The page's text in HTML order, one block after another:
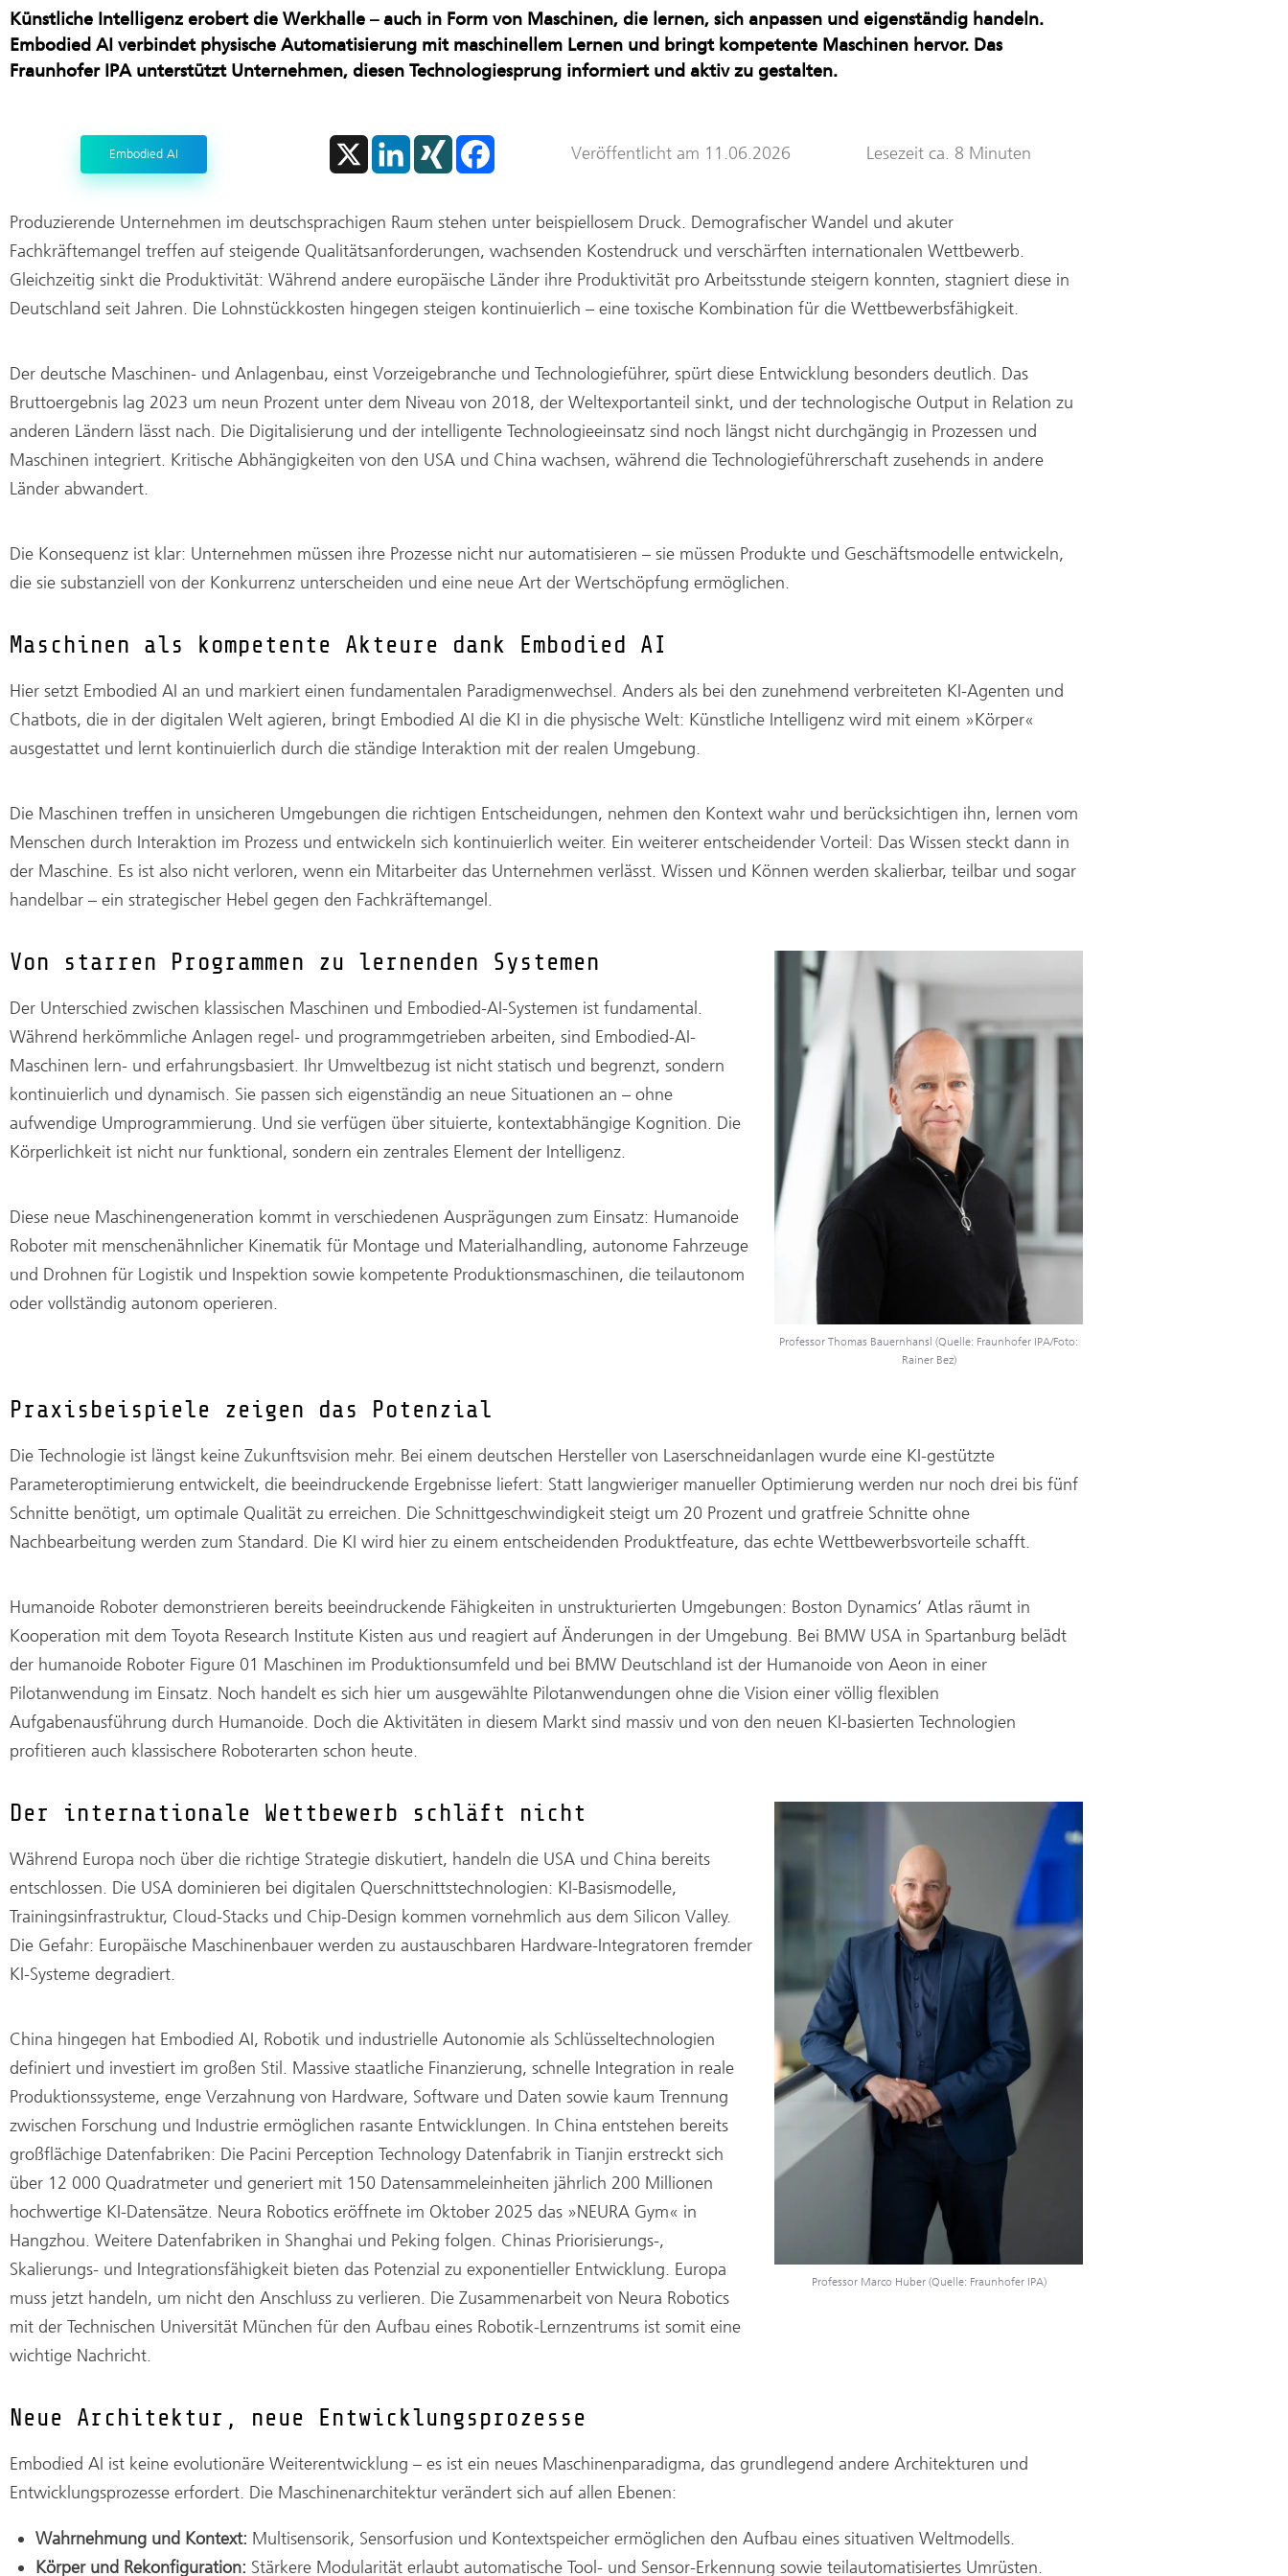
Produktion im Rein- und Trockenraum
Start-ups
Künstliche Intelligenz erobert die Werkhalle – auch in Form von Maschinen, die lernen, sich anpassen und eigenständig handeln.
Embodied AI verbindet physische Automatisierung mit maschinellem Lernen und bringt kompetente Maschinen hervor. Das
Fraunhofer IPA unterstützt Unternehmen, diesen Technologiesprung informiert und aktiv zu gestalten.
Embodied AI
X L
n
d
I
n
X
N
o
o
k
Veröffentlicht am 11.06.2026 Lesezeit ca. 8 Minuten
Produzierende Unternehmen im deutschsprachigen Raum stehen unter beispiellosem Druck. Demografischer Wandel und akuter
Fachkräftemangel treffen auf steigende Qualitätsanforderungen, wachsenden Kostendruck und verschärften internationalen Wettbewerb.
Gleichzeitig sinkt die Produktivität: Während andere europäische Länder ihre Produktivität pro Arbeitsstunde steigern konnten, stagniert diese in
Deutschland seit Jahren. Die Lohnstückkosten hingegen steigen kontinuierlich – eine toxische Kombination für die Wettbewerbsfähigkeit.
Der deutsche Maschinen- und Anlagenbau, einst Vorzeigebranche und Technologieführer, spürt diese Entwicklung besonders deutlich. Das
Bruttoergebnis lag 2023 um neun Prozent unter dem Niveau von 2018, der Weltexportanteil sinkt, und der technologische Output in Relation zu
anderen Ländern lässt nach. Die Digitalisierung und der intelligente Technologieeinsatz sind noch längst nicht durchgängig in Prozessen und
Maschinen integriert. Kritische Abhängigkeiten von den USA und China wachsen, während die Technologieführerschaft zusehends in andere
Länder abwandert.
Die Konsequenz ist klar: Unternehmen müssen ihre Prozesse nicht nur automatisieren – sie müssen Produkte und Geschäftsmodelle entwickeln,
die sie substanziell von der Konkurrenz unterscheiden und eine neue Art der Wertschöpfung ermöglichen.
Maschinen als kompetente Akteure dank Embodied AI
Hier setzt Embodied AI an und markiert einen fundamentalen Paradigmenwechsel. Anders als bei den zunehmend verbreiteten KI-Agenten und
Chatbots, die in der digitalen Welt agieren, bringt Embodied AI die KI in die physische Welt: Künstliche Intelligenz wird mit einem »Körper«
ausgestattet und lernt kontinuierlich durch die ständige Interaktion mit der realen Umgebung.
Die Maschinen treffen in unsicheren Umgebungen die richtigen Entscheidungen, nehmen den Kontext wahr und berücksichtigen ihn, lernen vom
Menschen durch Interaktion im Prozess und entwickeln sich kontinuierlich weiter. Ein weiterer entscheidender Vorteil: Das Wissen steckt dann in
der Maschine. Es ist also nicht verloren, wenn ein Mitarbeiter das Unternehmen verlässt. Wissen und Können werden skalierbar, teilbar und sogar
handelbar – ein strategischer Hebel gegen den Fachkräftemangel.
Von starren Programmen zu lernenden Systemen
Der Unterschied zwischen klassischen Maschinen und Embodied-AI-Systemen ist fundamental.
Während herkömmliche Anlagen regel- und programmgetrieben arbeiten, sind Embodied-AI-
Maschinen lern- und erfahrungsbasiert. Ihr Umweltbezug ist nicht statisch und begrenzt, sondern
kontinuierlich und dynamisch. Sie passen sich eigenständig an neue Situationen an – ohne
aufwendige Umprogrammierung. Und sie verfügen über situierte, kontextabhängige Kognition. Die
Körperlichkeit ist nicht nur funktional, sondern ein zentrales Element der Intelligenz.
Diese neue Maschinengeneration kommt in verschiedenen Ausprägungen zum Einsatz: Humanoide
Roboter mit menschenähnlicher Kinematik für Montage und Materialhandling, autonome Fahrzeuge
und Drohnen für Logistik und Inspektion sowie kompetente Produktionsmaschinen, die teilautonom
oder vollständig autonom operieren.
Professor Thomas Bauernhansl (Quelle: Fraunhofer IPA/Foto:
Rainer Bez)
Praxisbeispiele zeigen das Potenzial
Die Technologie ist längst keine Zukunftsvision mehr. Bei einem deutschen Hersteller von Laserschneidanlagen wurde eine KI-gestützte
Parameteroptimierung entwickelt, die beeindruckende Ergebnisse liefert: Statt langwieriger manueller Optimierung werden nur noch drei bis fünf
Schnitte benötigt, um optimale Qualität zu erreichen. Die Schnittgeschwindigkeit steigt um 20 Prozent und gratfreie Schnitte ohne
Nachbearbeitung werden zum Standard. Die KI wird hier zu einem entscheidenden Produktfeature, das echte Wettbewerbsvorteile schafft.
Humanoide Roboter demonstrieren bereits beeindruckende Fähigkeiten in unstrukturierten Umgebungen: Boston Dynamics‘ Atlas räumt in
Kooperation mit dem Toyota Research Institute Kisten aus und reagiert auf Änderungen in der Umgebung. Bei BMW USA in Spartanburg belädt
der humanoide Roboter Figure 01 Maschinen im Produktionsumfeld und bei BMW Deutschland ist der Humanoide von Aeon in einer
Pilotanwendung im Einsatz. Noch handelt es sich hier um ausgewählte Pilotanwendungen ohne die Vision einer völlig flexiblen
Aufgabenausführung durch Humanoide. Doch die Aktivitäten in diesem Markt sind massiv und von den neuen KI-basierten Technologien
profitieren auch klassischere Roboterarten schon heute.
Der internationale Wettbewerb schläft nicht
Während Europa noch über die richtige Strategie diskutiert, handeln die USA und China bereits
entschlossen. Die USA dominieren bei digitalen Querschnittstechnologien: KI-Basismodelle,
Trainingsinfrastruktur, Cloud-Stacks und Chip-Design kommen vornehmlich aus dem Silicon Valley.
Die Gefahr: Europäische Maschinenbauer werden zu austauschbaren Hardware-Integratoren fremder
KI-Systeme degradiert.
China hingegen hat Embodied AI, Robotik und industrielle Autonomie als Schlüsseltechnologien
definiert und investiert im großen Stil. Massive staatliche Finanzierung, schnelle Integration in reale
Produktionssysteme, enge Verzahnung von Hardware, Software und Daten sowie kaum Trennung
zwischen Forschung und Industrie ermöglichen rasante Entwicklungen. In China entstehen bereits
großflächige Datenfabriken: Die Pacini Perception Technology Datenfabrik in Tianjin erstreckt sich
über 12 000 Quadratmeter und generiert mit 150 Datensammeleinheiten jährlich 200 Millionen
hochwertige KI-Datensätze. Neura Robotics eröffnete im Oktober 2025 das »NEURA Gym« in
Hangzhou. Weitere Datenfabriken in Shanghai und Peking folgen. Chinas Priorisierungs-,
Skalierungs- und Integrationsfähigkeit bieten das Potenzial zu exponentieller Entwicklung. Europa
muss jetzt handeln, um nicht den Anschluss zu verlieren. Die Zusammenarbeit von Neura Robotics
mit der Technischen Universität München für den Aufbau eines Robotik-Lernzentrums ist somit eine
wichtige Nachricht.
Professor Marco Huber (Quelle: Fraunhofer IPA)
Neue Architektur, neue Entwicklungsprozesse
Embodied AI ist keine evolutionäre Weiterentwicklung – es ist ein neues Maschinenparadigma, das grundlegend andere Architekturen und
Entwicklungsprozesse erfordert. Die Maschinenarchitektur verändert sich auf allen Ebenen:
Wahrnehmung und Kontext: Multisensorik, Sensorfusion und Kontextspeicher ermöglichen den Aufbau eines situativen Weltmodells.
Körper und Rekonfiguration: Stärkere Modularität erlaubt automatische Tool- und Sensor-Erkennung sowie teilautomatisiertes Umrüsten.